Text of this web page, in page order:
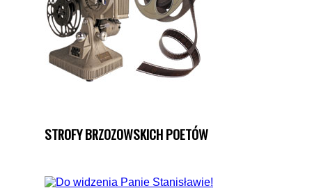
STROFY BRZOZOWSKICH POETÓW